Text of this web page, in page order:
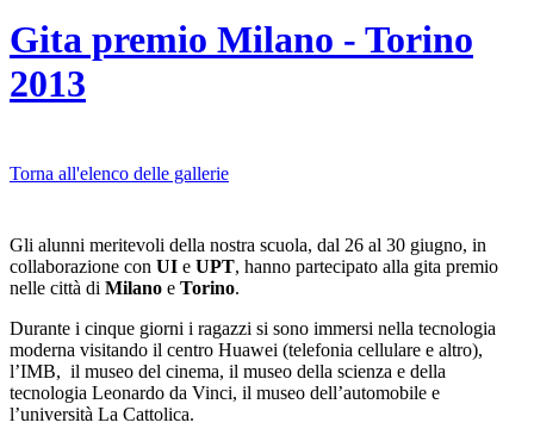
Gita premio Milano - Torino
2013
Torna all'elenco delle gallerie
Gli alunni meritevoli della nostra scuola, dal 26 al 30 giugno, in
collaborazione con UI e UPT, hanno partecipato alla gita premio
nelle città di Milano e Torino.
Durante i cinque giorni i ragazzi si sono immersi nella tecnologia
moderna visitando il centro Huawei (telefonia cellulare e altro),
l’IMB, il museo del cinema, il museo della scienza e della
tecnologia Leonardo da Vinci, il museo dell’automobile e
l’università La Cattolica.